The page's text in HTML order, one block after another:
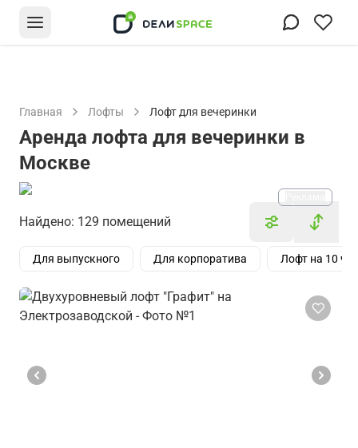
Главная Лофты Лофт для вечеринки
Аренда лофта для вечеринки в
Москве
Найдено: 129 помещений
Для выпускного Для корпоратива Лофт на 10